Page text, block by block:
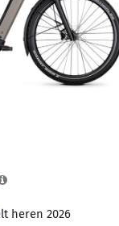
heren 2026